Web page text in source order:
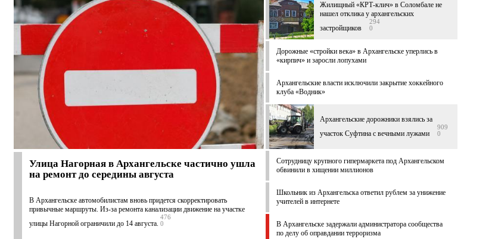
Улица Нагорная в Архангельске частично ушла
на ремонт до середины августа
В Архангельске автомобилистам вновь придется скорректировать
привычные маршруты. Из-за ремонта канализации движение на участке
улицы Нагорной ограничили до 14 августа.
476
0
Жилищный «КРТ-клич» в Соломбале не
нашел отклика у архангельских
застройщиков
294
0
Дорожные «стройки века» в Архангельске уперлись в
«кирпич» и заросли лопухами
Архангельские власти исключили закрытие хоккейного
клуба «Водник»
Архангельские дорожники взялись за
участок Суфтина с вечными лужами
909
0
Сотрудницу крупного гипермаркета под Архангельском
обвинили в хищении миллионов
Школьник из Архангельска ответил рублем за унижение
учителей в интернете
В Архангельске задержали администратора сообщества
по делу об оправдании терроризма